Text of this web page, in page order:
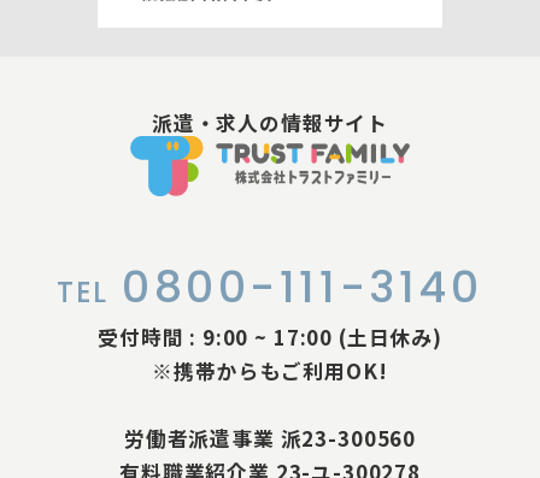
派遣・求人の情報サイト
TEL 0800-111-3140
受付時間 : 9:00 ~ 17:00 (土日休み)
※携帯からもご利用OK!
労働者派遣事業 派23-300560
有料職業紹介業 23-ユ-300278